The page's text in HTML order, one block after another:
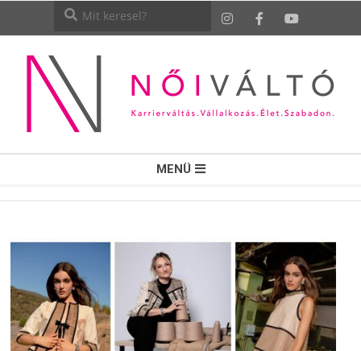
NŐI
VÁLTÓ
MENÜ